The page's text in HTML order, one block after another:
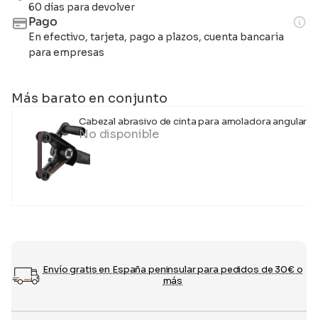
60 días para devolver
Pago
En efectivo, tarjeta, pago a plazos, cuenta bancaria
para empresas
Más barato en conjunto
Cabezal abrasivo de cinta para amoladora angular
No disponible
Envío gratis en España peninsular para pedidos de 30€ o
más